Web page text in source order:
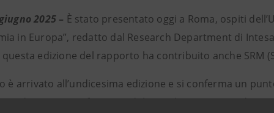
2025 – È stato presentato oggi a Roma, ospiti
in Europa”, redatto dal Research Department di
questa edizione del rapporto ha contribuito anche SRM
è arrivato all’undicesima edizione e si conferma un
una quantificazione del complesso insieme di